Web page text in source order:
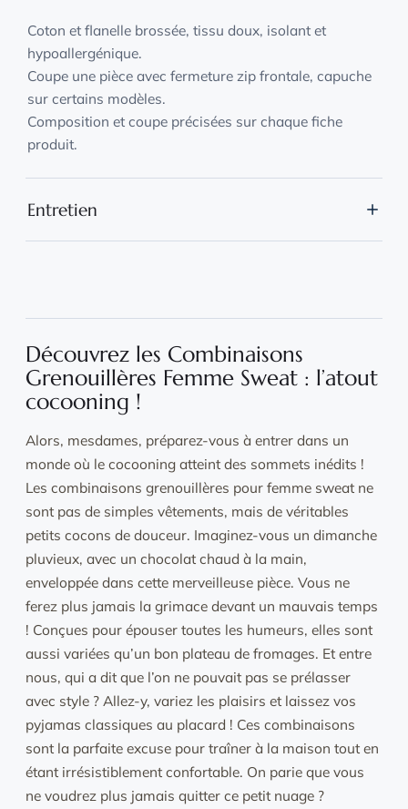
Coton et flanelle brossée, tissu doux, isolant et
hypoallergénique.
Coupe une pièce avec fermeture zip frontale, capuche
sur certains modèles.
Composition et coupe précisées sur chaque fiche
produit.
Entretien
Repassage à basse température sur l'envers si
nécessaire.
Découvrez les Combinaisons
Grenouillères Femme Sweat : l’atout
cocooning !
Alors, mesdames, préparez-vous à entrer dans un
monde où le cocooning atteint des sommets inédits !
Les combinaisons grenouillères pour femme sweat ne
sont pas de simples vêtements, mais de véritables
petits cocons de douceur. Imaginez-vous un dimanche
pluvieux, avec un chocolat chaud à la main,
enveloppée dans cette merveilleuse pièce. Vous ne
ferez plus jamais la grimace devant un mauvais temps
! Conçues pour épouser toutes les humeurs, elles sont
aussi variées qu’un bon plateau de fromages. Et entre
nous, qui a dit que l’on ne pouvait pas se prélasser
avec style ? Allez-y, variez les plaisirs et laissez vos
pyjamas classiques au placard ! Ces combinaisons
sont la parfaite excuse pour traîner à la maison tout en
étant irrésistiblement confortable. On parie que vous
ne voudrez plus jamais quitter ce petit nuage ?